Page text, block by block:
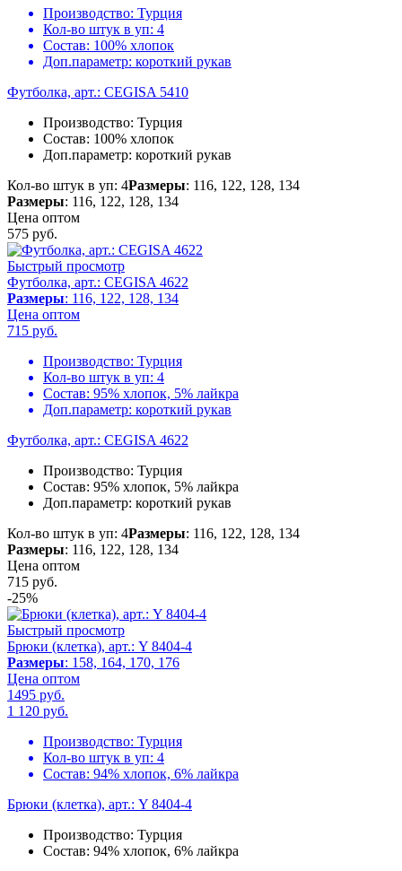
Производство: Турция
Кол-во штук в уп: 4
Состав: 100% хлопок
Доп.параметр: короткий рукав
Футболка, арт.: CEGISA 5410
Производство: Турция
Состав: 100% хлопок
Доп.параметр: короткий рукав
Кол-во штук в уп: 4Размеры: 116, 122, 128, 134
Размеры: 116, 122, 128, 134
Цена оптом
575 руб.
Быстрый просмотр
Футболка, арт.: CEGISA 4622
Размеры: 116, 122, 128, 134
Цена оптом
715 руб.
Производство: Турция
Кол-во штук в уп: 4
Состав: 95% хлопок, 5% лайкра
Доп.параметр: короткий рукав
Футболка, арт.: CEGISA 4622
Производство: Турция
Состав: 95% хлопок, 5% лайкра
Доп.параметр: короткий рукав
Кол-во штук в уп: 4Размеры: 116, 122, 128, 134
Размеры: 116, 122, 128, 134
Цена оптом
715 руб.
-25%
Быстрый просмотр
Брюки (клетка), арт.: Y 8404-4
Размеры: 158, 164, 170, 176
Цена оптом
1495 руб.
1 120 руб.
Производство: Турция
Кол-во штук в уп: 4
Состав: 94% хлопок, 6% лайкра
Брюки (клетка), арт.: Y 8404-4
Производство: Турция
Состав: 94% хлопок, 6% лайкра